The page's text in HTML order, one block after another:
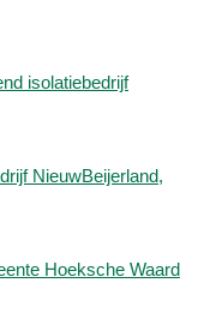
isolatiebedrijf
NieuwBeijerland,
Hoeksche Waard